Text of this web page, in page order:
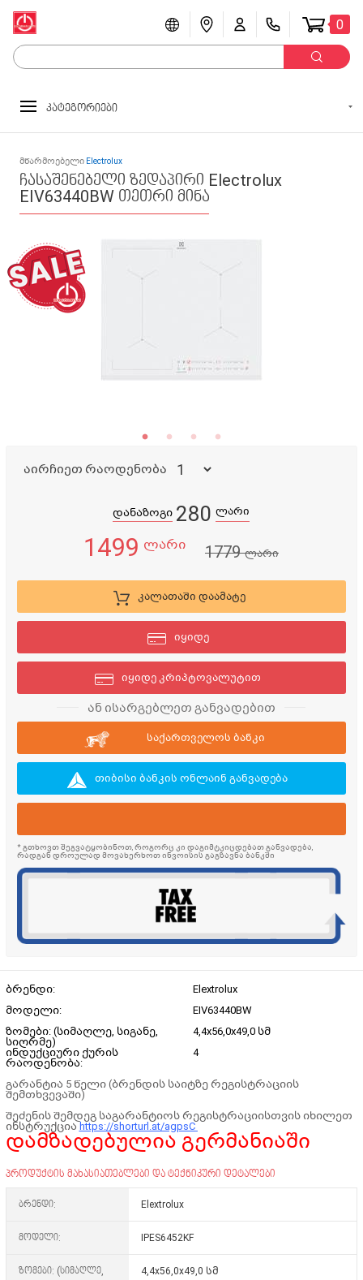
0
კატეგორიები
მწარმოებელი Electrolux
ჩასაშენებელი ზედაპირი Electrolux
EIV63440BW თეთრი მინა
აირჩიეთ რაოდენობა
დანაზოგი 280 ლარი
1499 ლარი 1779ლარი
კალათაში დაამატე
იყიდე
იყიდე კრიპტოვალუტით
ან ისარგებლეთ განვადებით
საქართველოს ბანკი
თიბისი ბანკის ონლაინ განვადება
* გთხოვთ შეგვატყობინოთ, როგორც კი დაგიმტკიცდებათ განვადება,
რადგან დროულად მოვახერხოთ ინვოისის გაგზავნა ბანკში
ბრენდი:
Elextrolux
მოდელი:
EIV63440BW
ზომები: (სიმაღლე, სიგანე,
სიღრმე)
4,4x56,0x49,0 სმ
ინდუქციური ქურის
რაოდენობა:
4
გარანტია 5 წელი (ბრენდის საიტზე რეგისტრაციის
შემთხვევაში)
შეძენის შემდეგ საგარანტიოს რეგისტრაციისთვის იხილეთ
ინსტრუქციაhttps://shorturl.at/agpsC
დამზადებულია გერმანიაში
პროდუქტის მახასიათებლები და ტექნიკური დეტალები
ბრენდი: Elextrolux
მოდელი: IPES6452KF
ზომები: (სიმაღლე,
4,4x56,0x49,0 სმ